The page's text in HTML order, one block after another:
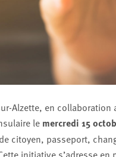
Alzette, en collaboration
le mercredi 15
citoyen, passeport,
initiative s’adresse